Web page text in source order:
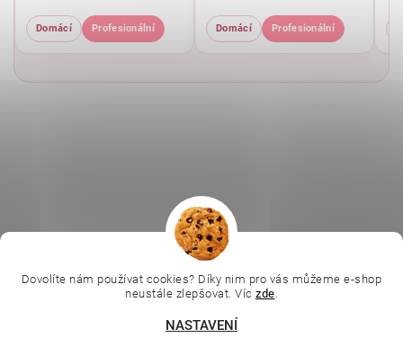
Domácí Profesionální Domácí Profesionální
L.C.P. Paris |
Online kosmetické kurzy | Kozmetickyobchod.sk
Dovolíte nám používat cookies? Díky nim pro vás můžeme e-shop
neustále zlepšovat. Víc zde.
NASTAVENÍ